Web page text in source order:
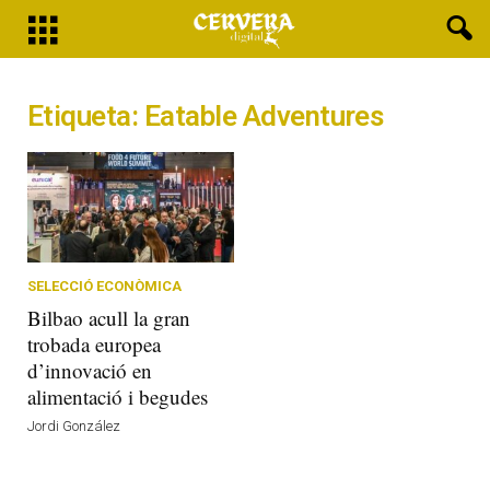
Etiqueta: Eatable Adventures
SELECCIÓ ECONÒMICA
Bilbao acull la gran
trobada europea
d’innovació en
alimentació i begudes
Jordi González